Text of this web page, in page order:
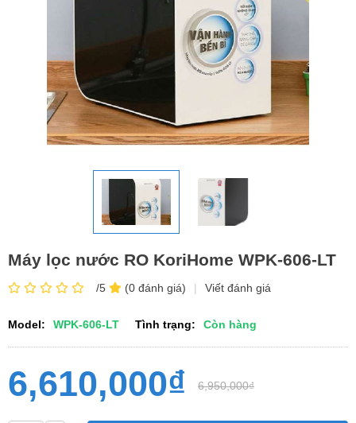
Máy lọc nước RO KoriHome WPK-606-LT
/5 (0 đánh giá) | Viết đánh giá
Model: WPK-606-LT Tình trạng: Còn hàng
6,610,000₫ 6,950,000₫